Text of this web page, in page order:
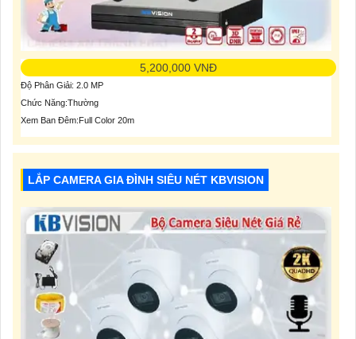
5,200,000 VNĐ
Độ Phân Giải: 2.0 MP
Chức Năng:Thường
Xem Ban Đêm:Full Color 20m
LẮP CAMERA GIA ĐÌNH SIÊU NÉT KBVISION